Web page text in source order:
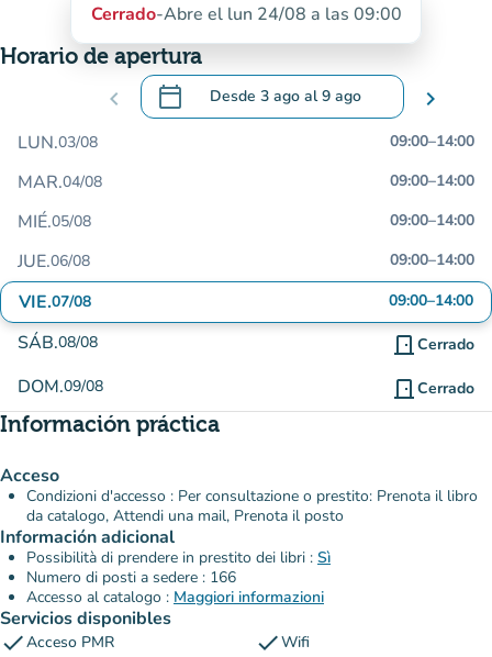
Cerrado-Abre el lun 24/08 a las 09:00
Horario de apertura
chevron_left calendar_today Desde 3 ago al9 ago
.Abra el calendario para cambiar las
chevron_right
LUN.03/08 09:00–14:00
MAR.04/08 09:00–14:00
MIÉ.05/08 09:00–14:00
JUE.06/08 09:00–14:00
VIE.07/08 09:00–14:00
SÁB.08/08 door_front Cerrado
DOM.09/08 door_front Cerrado
Información práctica
Acceso
Condizioni d'accesso : Per consultazione o prestito: Prenota il libro
da catalogo, Attendi una mail, Prenota il posto
Información adicional
Possibilità di prendere in prestito dei libri : Sì
Numero di posti a sedere : 166
Accesso al catalogo : Maggiori informazioni
Servicios disponibles
checkAcceso PMR checkWifi